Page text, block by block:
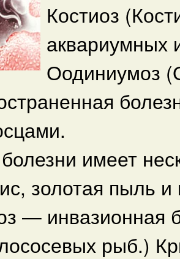
Костиоз
аквариумных
Оодиниумоз
имеет
золотая пыль
— инвазионная
рыб.)